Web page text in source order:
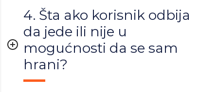
4. Šta ako korisnik odbija
da jede ili nije u
mogućnosti da se sam
hrani?